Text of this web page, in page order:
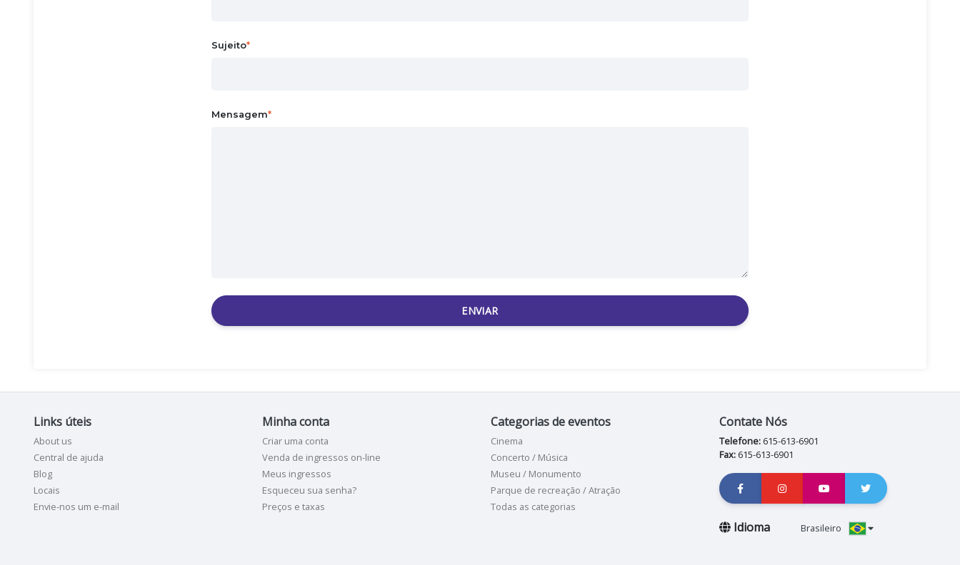
Sujeito
Mensagem
ENVIAR
Links úteis
About us
Central de ajuda
Blog
Locais
Envie-nos um e-mail
Minha conta
Criar uma conta
Venda de ingressos on-line
Meus ingressos
Esqueceu sua senha?
Preços e taxas
Categorias de eventos
Cinema
Concerto / Música
Museu / Monumento
Parque de recreação / Atração
Todas as categorias
Contate Nós
Telefone: 615-613-6901
Fax: 615-613-6901
Idioma Brasileiro